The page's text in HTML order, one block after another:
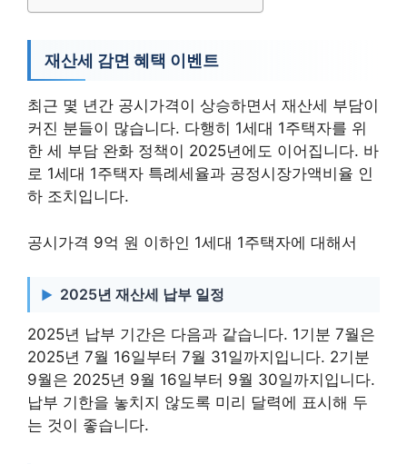
재산세 감면 혜택 이벤트
최근 몇 년간 공시가격이 상승하면서 재산세 부담이
커진 분들이 많습니다. 다행히 1세대 1주택자를 위
한 세 부담 완화 정책이 2025년에도 이어집니다. 바
로 1세대 1주택자 특례세율과 공정시장가액비율 인
하 조치입니다.
공시가격 9억 원 이하인 1세대 1주택자에 대해서
2025년 재산세 납부 일정
2025년 납부 기간은 다음과 같습니다. 1기분 7월은
2025년 7월 16일부터 7월 31일까지입니다. 2기분
9월은 2025년 9월 16일부터 9월 30일까지입니다.
납부 기한을 놓치지 않도록 미리 달력에 표시해 두
는 것이 좋습니다.